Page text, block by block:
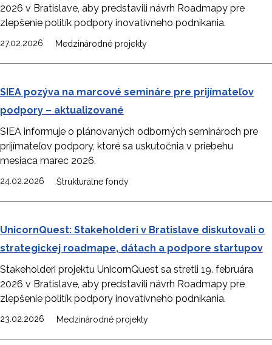
2026 v Bratislave, aby predstavili návrh Roadmapy pre
zlepšenie politík podpory inovatívneho podnikania.
27.02.2026 Medzinárodné projekty
SIEA pozýva na marcové semináre pre prijímateľov
podpory – aktualizované
SIEA informuje o plánovaných odborných seminároch pre
prijímateľov podpory, ktoré sa uskutočnia v priebehu
mesiaca marec 2026.
24.02.2026 Štrukturálne fondy
UnicornQuest: Stakeholderi v Bratislave diskutovali o
strategickej roadmape, dátach a podpore startupov
Stakeholderi projektu UnicornQuest sa stretli 19. februára
2026 v Bratislave, aby predstavili návrh Roadmapy pre
zlepšenie politík podpory inovatívneho podnikania.
23.02.2026 Medzinárodné projekty